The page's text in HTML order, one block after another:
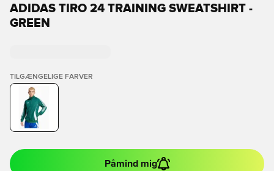
ADIDAS TIRO 24 TRAINING SWEATSHIRT -
GREEN
TILGÆNGELIGE FARVER
Påmind mig